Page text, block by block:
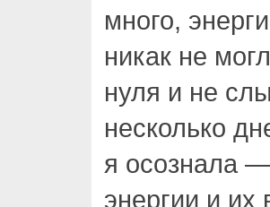
много,
никак не
нуля и не
несколько
я осознала
энергии и их